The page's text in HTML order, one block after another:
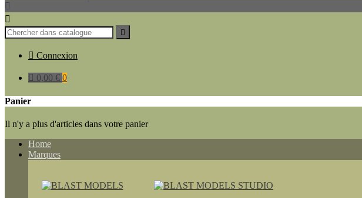



 Connexion
 0,00 € 0
Panier
Il n'y a plus d'articles dans votre panier
Home
Marques